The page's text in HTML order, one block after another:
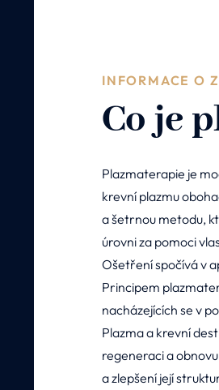
INFORMACE O
Co je
Plazmaterapie je
krevní plazmu
a šetrnou metodu,
úrovni za pomoci
Ošetření spočívá v
Principem
nacházejících se v
Plazma a krevní
regeneraci a
a zlepšení její